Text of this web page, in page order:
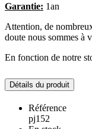
Garantie: 1an
Attention, de
doute nous sommes à
En fonction de notre
Détails du produit
Référence
pj152